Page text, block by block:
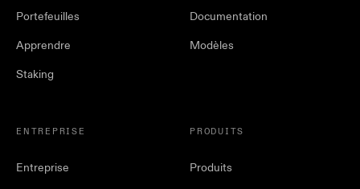
Portefeuilles
Apprendre
Staking
Documentation
Modèles
ENTREPRISE
Entreprise
PRODUITS
Produits